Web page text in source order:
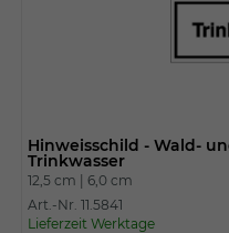
Hinweisschild - Wald-
Trinkwasser
12,5 cm | 6,0 cm
Art.-Nr. 11.5841
Lieferzeit Werktage